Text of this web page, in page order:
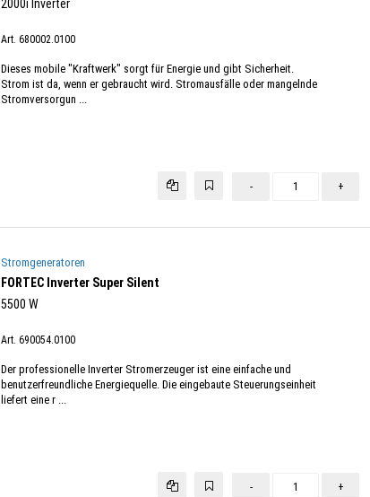
2000i Inverter
Art. 680002.0100
Dieses mobile "Kraftwerk" sorgt für Energie und gibt Sicherheit.
Strom ist da, wenn er gebraucht wird. Stromausfälle oder mangelnde
Stromversorgun ...
- +
Stromgeneratoren
FORTEC Inverter Super Silent
5500 W
Art. 690054.0100
Der professionelle Inverter Stromerzeuger ist eine einfache und
benutzerfreundliche Energiequelle. Die eingebaute Steuerungseinheit
liefert eine r ...
- +